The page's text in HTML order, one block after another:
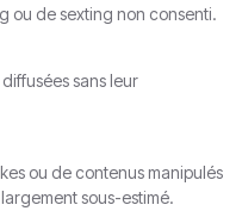
ou de sexting non consenti.
sans leur
ou de contenus manipulés
sous-estimé.